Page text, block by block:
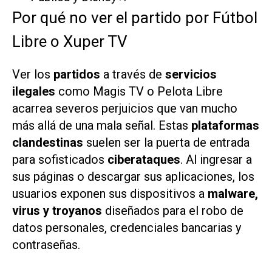
Por qué no ver el partido por Fútbol
Libre o Xuper TV
Ver los partidos a través de servicios
ilegales como Magis TV o Pelota Libre
acarrea severos perjuicios que van mucho
más allá de una mala señal. Estas plataformas
clandestinas suelen ser la puerta de entrada
para sofisticados ciberataques. Al ingresar a
sus páginas o descargar sus aplicaciones, los
usuarios exponen sus dispositivos a malware,
virus y troyanos diseñados para el robo de
datos personales, credenciales bancarias y
contraseñas.